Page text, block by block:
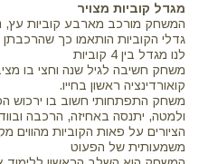
מגדל קוביות מצויר
המשחק מורכב מארבע קוביות עץ,
גדלי הקוביות הותאמו כך שהרכבתן
לנו מגדל בין 4 קוביות
משחק חשיבה לגיל שנה וחצי בו
קואורדינציה ראשון בחייו.
משחק התפתחותי חשוב בו ירכוש
ולמטה, יתנסה באחיזה, הרכבה
הציורים על פאות הקוביות מהווים
משמעותית של הפעוט